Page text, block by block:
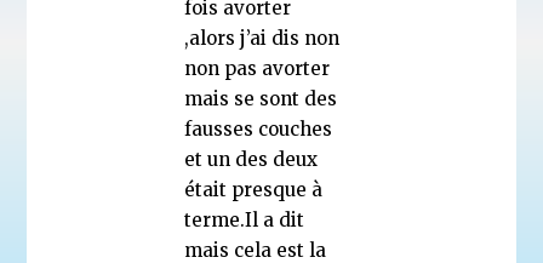
fois avorter
,alors j’ai dis non
non pas avorter
mais se sont des
fausses couches
et un des deux
était presque à
terme.Il a dit
mais cela est la